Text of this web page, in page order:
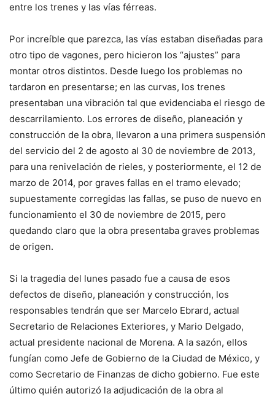
entre los trenes y las vías férreas.
Por increíble que parezca, las vías estaban diseñadas para
otro tipo de vagones, pero hicieron los “ajustes” para
montar otros distintos. Desde luego los problemas no
tardaron en presentarse; en las curvas, los trenes
presentaban una vibración tal que evidenciaba el riesgo de
descarrilamiento. Los errores de diseño, planeación y
construcción de la obra, llevaron a una primera suspensión
del servicio del 2 de agosto al 30 de noviembre de 2013,
para una renivelación de rieles, y posteriormente, el 12 de
marzo de 2014, por graves fallas en el tramo elevado;
supuestamente corregidas las fallas, se puso de nuevo en
funcionamiento el 30 de noviembre de 2015, pero
quedando claro que la obra presentaba graves problemas
de origen.
Si la tragedia del lunes pasado fue a causa de esos
defectos de diseño, planeación y construcción, los
responsables tendrán que ser Marcelo Ebrard, actual
Secretario de Relaciones Exteriores, y Mario Delgado,
actual presidente nacional de Morena. A la sazón, ellos
fungían como Jefe de Gobierno de la Ciudad de México, y
como Secretario de Finanzas de dicho gobierno. Fue este
último quién autorizó la adjudicación de la obra al